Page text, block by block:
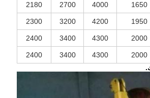
1650
4000
2700
2180
1950
4200
3200
2300
2000
4300
3400
2400
2000
4300
3400
2400